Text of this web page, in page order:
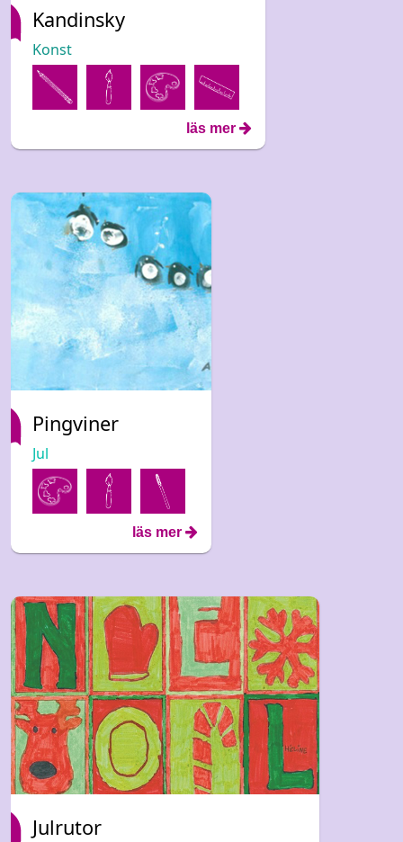
Kandinsky
Konst
läs mer
Pingviner
Jul
läs mer
Julrutor